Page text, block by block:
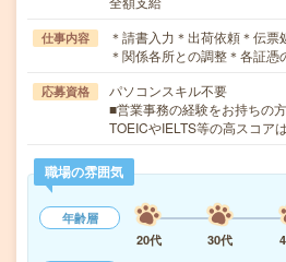
仕事内容
＊請書入力＊出荷依頼＊伝
＊関係各所との調整＊各証
応募資格
パソコンスキル不要
■営業事務の経験をお持ちの
TOEICやIELTS等の高スコア
職場の雰囲気
年齢層
20代
30代